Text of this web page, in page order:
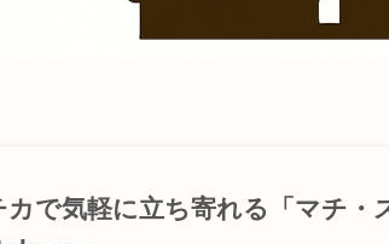
カで気軽に立ち寄れる「マチ・